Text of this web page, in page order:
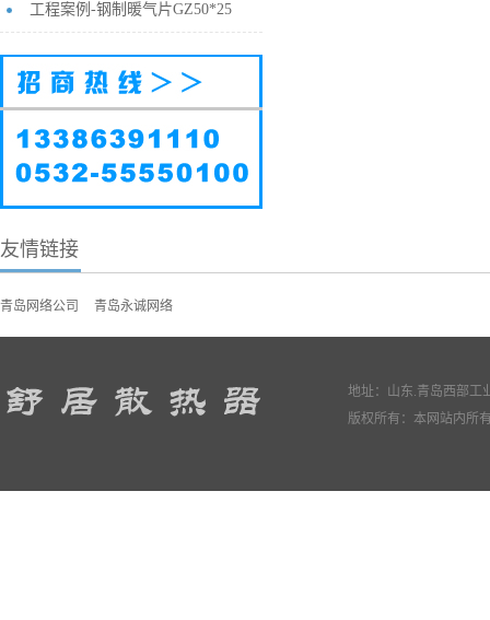
工程案例-钢制暖气片GZ50*25
友情链接
青岛网络公司 青岛永诚网络
地址：山东.青岛西部
版权所有：本网站内所